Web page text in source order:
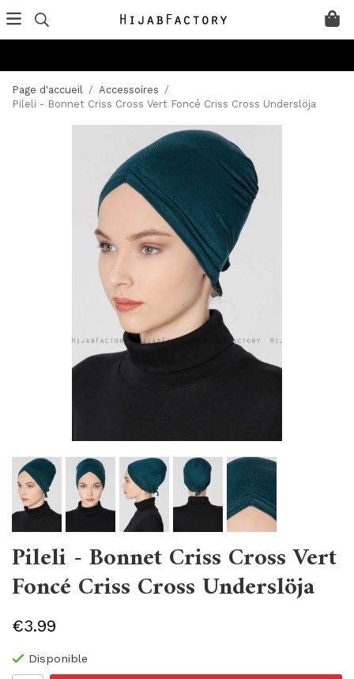
Page d'accueil / Accessoires /
Pileli - Bonnet Criss Cross Vert Foncé Criss Cross Underslöja
Pileli - Bonnet Criss Cross Vert
Foncé Criss Cross Underslöja
€3.99
Disponible